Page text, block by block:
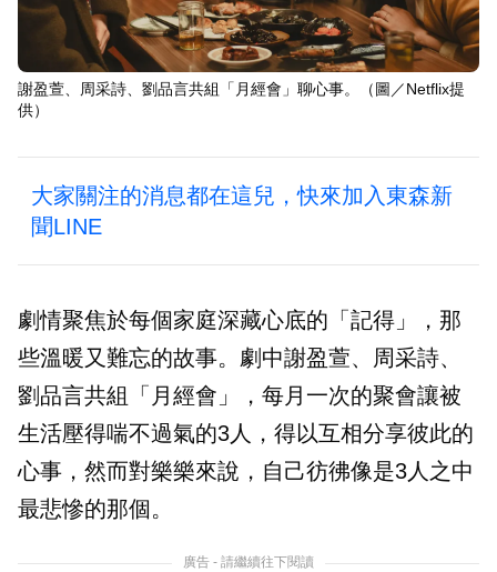
謝盈萱、周采詩、劉品言共組「月經會」聊心事。（圖／Netflix提
供）
大家關注的消息都在這兒，快來加入東森新
聞LINE
劇情聚焦於每個家庭深藏心底的「記得」，那
些溫暖又難忘的故事。劇中謝盈萱、周采詩、
劉品言共組「月經會」，每月一次的聚會讓被
生活壓得喘不過氣的3人，得以互相分享彼此的
心事，然而對樂樂來說，自己彷彿像是3人之中
最悲慘的那個。
廣告 - 請繼續往下閱讀